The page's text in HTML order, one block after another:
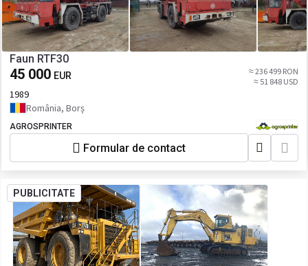
Faun RTF30
45 000 EUR
≈ 236 499 RON
≈ 51 848 USD
1989
România, Borș
AGROSPRINTER
Formular de contact
PUBLICITATE